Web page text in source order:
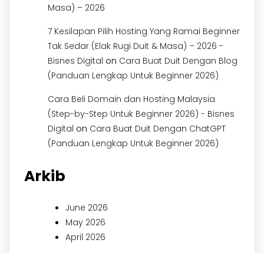
Masa) – 2026
7 Kesilapan Pilih Hosting Yang Ramai Beginner
Tak Sedar (Elak Rugi Duit & Masa) – 2026 -
Bisnes Digital on Cara Buat Duit Dengan Blog
(Panduan Lengkap Untuk Beginner 2026)
Cara Beli Domain dan Hosting Malaysia
(Step-by-Step Untuk Beginner 2026) - Bisnes
Digital on Cara Buat Duit Dengan ChatGPT
(Panduan Lengkap Untuk Beginner 2026)
Arkib
June 2026
May 2026
April 2026